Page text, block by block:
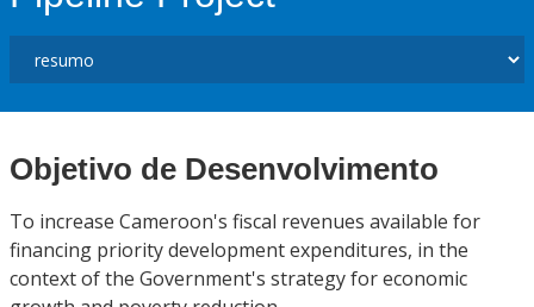
Objetivo de Desenvolvimento
To increase Cameroon's fiscal revenues available for
financing priority development expenditures, in the
context of the Government's strategy for economic